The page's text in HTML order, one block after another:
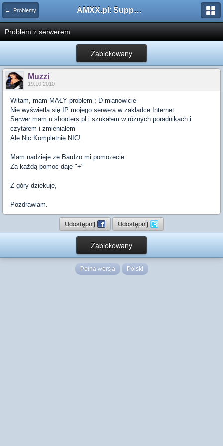
← Problemy AMXX.pl: Support AMX Mod X i SourceMod
Problem z serwerem
Zablokowany
Muzzi
19.10.2010
Witam, mam MAŁY problem ; D mianowicie
Nie wyświetla się IP mojego serwera w zakładce Internet.
Serwer mam u shooters.pl i szukałem w różnych poradnikach i
czytałem i zmieniałem
Ale Nic Kompletnie NIC!
Mam nadzieje ze Bardzo mi pomożecie.
Za każdą pomoc daje "+"
Z góry dziękuję,
Pozdrawiam.
Udostępnij Udostępnij
Zablokowany
Pełna wersja Polski